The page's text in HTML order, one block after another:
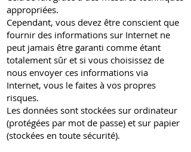
appropriées.
Cependant, vous devez être conscient que
fournir des informations sur Internet ne
peut jamais être garanti comme étant
totalement sûr et si vous choisissez de
nous envoyer ces informations via
Internet, vous le faites à vos propres
risques.
Les données sont stockées sur ordinateur
(protégées par mot de passe) et sur papier
(stockées en toute sécurité).